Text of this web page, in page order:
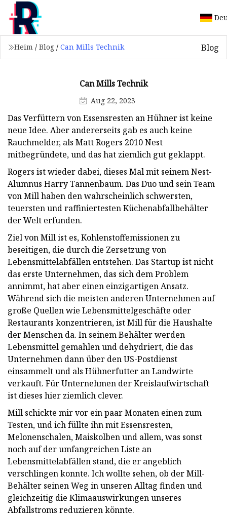
Heim / Blog / Can Mills Technik Blog
Can Mills Technik
Aug 22, 2023
Das Verfüttern von Essensresten an Hühner ist keine
neue Idee. Aber andererseits gab es auch keine
Rauchmelder, als Matt Rogers 2010 Nest
mitbegründete, und das hat ziemlich gut geklappt.
Rogers ist wieder dabei, dieses Mal mit seinem Nest-
Alumnus Harry Tannenbaum. Das Duo und sein Team
von Mill haben den wahrscheinlich schwersten,
teuersten und raffiniertesten Küchenabfallbehälter
der Welt erfunden.
Ziel von Mill ist es, Kohlenstoffemissionen zu
beseitigen, die durch die Zersetzung von
Lebensmittelabfällen entstehen. Das Startup ist nicht
das erste Unternehmen, das sich dem Problem
annimmt, hat aber einen einzigartigen Ansatz.
Während sich die meisten anderen Unternehmen auf
große Quellen wie Lebensmittelgeschäfte oder
Restaurants konzentrieren, ist Mill für die Haushalte
der Menschen da. In seinem Behälter werden
Lebensmittel gemahlen und dehydriert, die das
Unternehmen dann über den US-Postdienst
einsammelt und als Hühnerfutter an Landwirte
verkauft. Für Unternehmen der Kreislaufwirtschaft
ist dieses hier ziemlich clever.
Mill schickte mir vor ein paar Monaten einen zum
Testen, und ich füllte ihn mit Essensresten,
Melonenschalen, Maiskolben und allem, was sonst
noch auf der umfangreichen Liste an
Lebensmittelabfällen stand, die er angeblich
verschlingen konnte. Ich wollte sehen, ob der Mill-
Behälter seinen Weg in unseren Alltag finden und
gleichzeitig die Klimaauswirkungen unseres
Abfallstroms reduzieren könnte.